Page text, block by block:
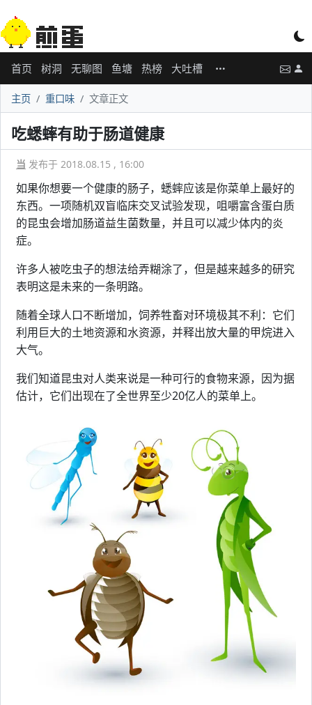
首页 树洞 无聊图 鱼塘 热榜 大吐槽
主页 重口味 文章正文
吃蟋蟀有助于肠道健康
当 发布于 2018.08.15 , 16:00
如果你想要一个健康的肠子，蟋蟀应该是你菜单上最好的
东西。一项随机双盲临床交叉试验发现，咀嚼富含蛋白质
的昆虫会增加肠道益生菌数量，并且可以减少体内的炎
症。
许多人被吃虫子的想法给弄糊涂了，但是越来越多的研究
表明这是未来的一条明路。
随着全球人口不断增加，饲养牲畜对环境极其不利：它们
利用巨大的土地资源和水资源，并释出放大量的甲烷进入
大气。
我们知道昆虫对人类来说是一种可行的食物来源，因为据
估计，它们出现在了全世界至少20亿人的菜单上。